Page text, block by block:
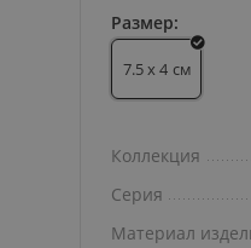
Размер:
7.5 x 4 см
Коллекция
Серия
Материал